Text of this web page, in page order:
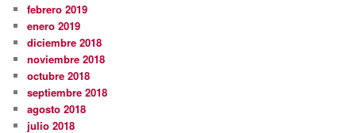
febrero 2019
enero 2019
diciembre 2018
noviembre 2018
octubre 2018
septiembre 2018
agosto 2018
julio 2018